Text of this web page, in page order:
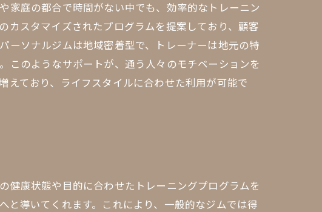
家庭の都合で時間がない中でも、効率的なトレーニン
カスタマイズされたプログラムを提案しており、顧客
ーソナルジムは地域密着型で、トレーナーは地元の特
このようなサポートが、通う人々のモチベーションを
えており、ライフスタイルに合わせた利用が可能で
健康状態や目的に合わせたトレーニングプログラムを
と導いてくれます。これにより、一般的なジムでは得